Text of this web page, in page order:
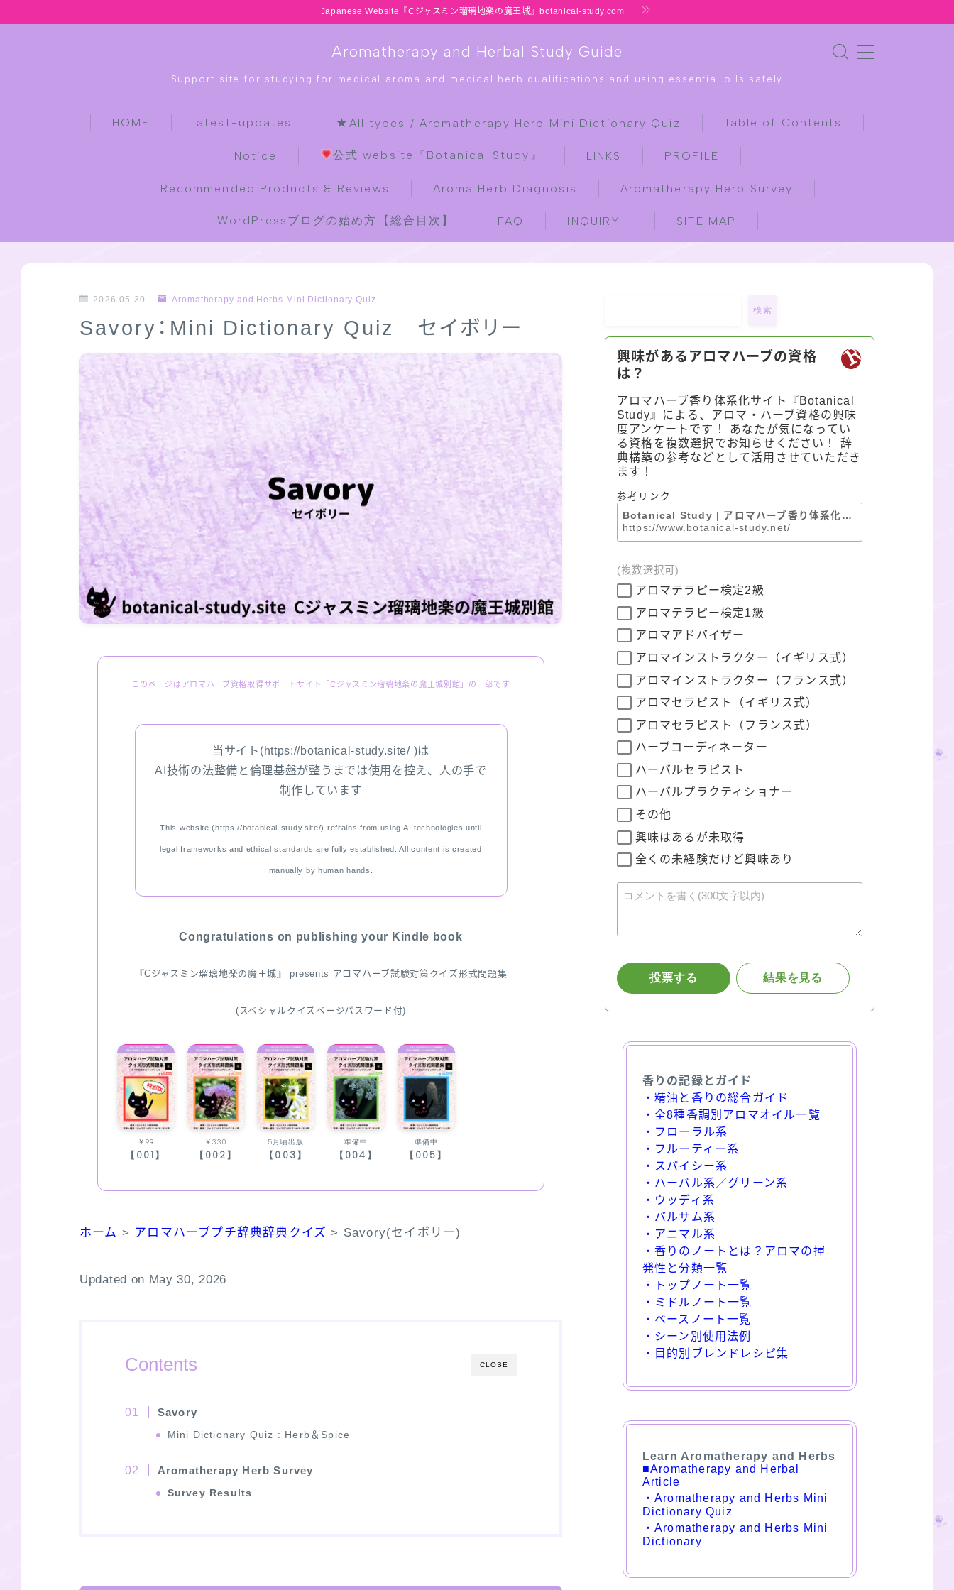
Japanese Website『Cジャスミン瑠璃地楽の魔王城』botanical-study.com
Aromatherapy and Herbal Study Guide
Support site for studying for medical aroma and medical herb qualifications and using essential oils safely
HOME latest-updates ★All types / Aromatherapy Herb Mini Dictionary Quiz Table of Contents
Notice 公式 website『Botanical Study』 LINKS PROFILE
Recommended Products & Reviews Aroma Herb Diagnosis Aromatherapy Herb Survey
WordPressブログの始め方【総合目次】 FAQ INQUIRY SITE MAP
latest-updates
★All types / Aromatherapy Herb
Notice
公式 website『Botanical Study』
LINKS
PROFILE
Recommended Products & Reviews
Aroma Herb Diagnosis
Aromatherapy Herb Survey
WordPressブログの始め方【総合目
SITE MAP
2026.05.30 Aromatherapy and Herbs Mini Dictionary Quiz
Savory：Mini Dictionary Quiz セイボリー
このページはアロマハーブ資格取得サポートサイト「Cジャスミン瑠璃地楽の魔王城別館」の一部です
当サイト(https://botanical-study.site/ )は
AI技術の法整備と倫理基盤が整うまでは使用を控え、人の手で
制作しています
This website (https://botanical-study.site/) refrains from using AI technologies until
legal frameworks and ethical standards are fully established. All content is created
manually by human hands.
Congratulations on publishing your Kindle book
『Cジャスミン瑠璃地楽の魔王城』 presents アロマハーブ試験対策クイズ形式問題集
(スペシャルクイズページパスワード付)
￥99
【001】
￥330
【002】
5月頃出版
【003】
準備中
【004】
準備中
【005】
ホーム > アロマハーブプチ辞典辞典クイズ > Savory(セイボリー)
Updated on May 30, 2026
CLOSE
Contents
Savory
Mini Dictionary Quiz : Herb＆Spice
Aromatherapy Herb Survey
Survey Results
検索
香りの記録とガイド
・精油と香りの総合ガイド
・全8種香調別アロマオイル一覧
・フローラル系
・フルーティー系
・スパイシー系
・ハーバル系／グリーン系
・ウッディ系
・バルサム系
・アニマル系
・香りのノートとは？アロマの揮
発性と分類一覧
・トップノート一覧
・ミドルノート一覧
・ベースノート一覧
・シーン別使用法例
・目的別ブレンドレシピ集
Learn Aromatherapy and Herbs
■Aromatherapy and Herbal
Article
・Aromatherapy and Herbs Mini
Dictionary Quiz
・Aromatherapy and Herbs Mini
Dictionary